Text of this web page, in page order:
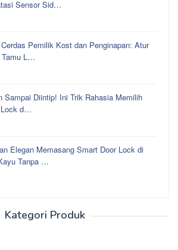
Sensor Sid…
Pemilik Kost dan Penginapan: Atur
L…
Sampai Diintip! Ini Trik Rahasia Memilih
d…
Elegan Memasang Smart Door Lock di
Tanpa …
Kategori Produk